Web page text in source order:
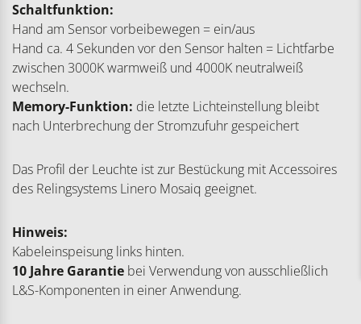
Schaltfunktion:
Hand am Sensor vorbeibewegen = ein/aus
Hand ca. 4 Sekunden vor den Sensor halten = Lichtfarbe
zwischen 3000K warmweiß und 4000K neutralweiß
wechseln.
Memory-Funktion: die letzte Lichteinstellung bleibt
nach Unterbrechung der Stromzufuhr gespeichert
Das Profil der Leuchte ist zur Bestückung mit Accessoires
des Relingsystems Linero Mosaiq geeignet.
Hinweis:
Kabeleinspeisung links hinten.
10 Jahre Garantie bei Verwendung von ausschließlich
L&S-Komponenten in einer Anwendung.